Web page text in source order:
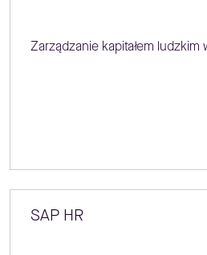
Zarządzanie kapitałem ludzkim
SAP HR